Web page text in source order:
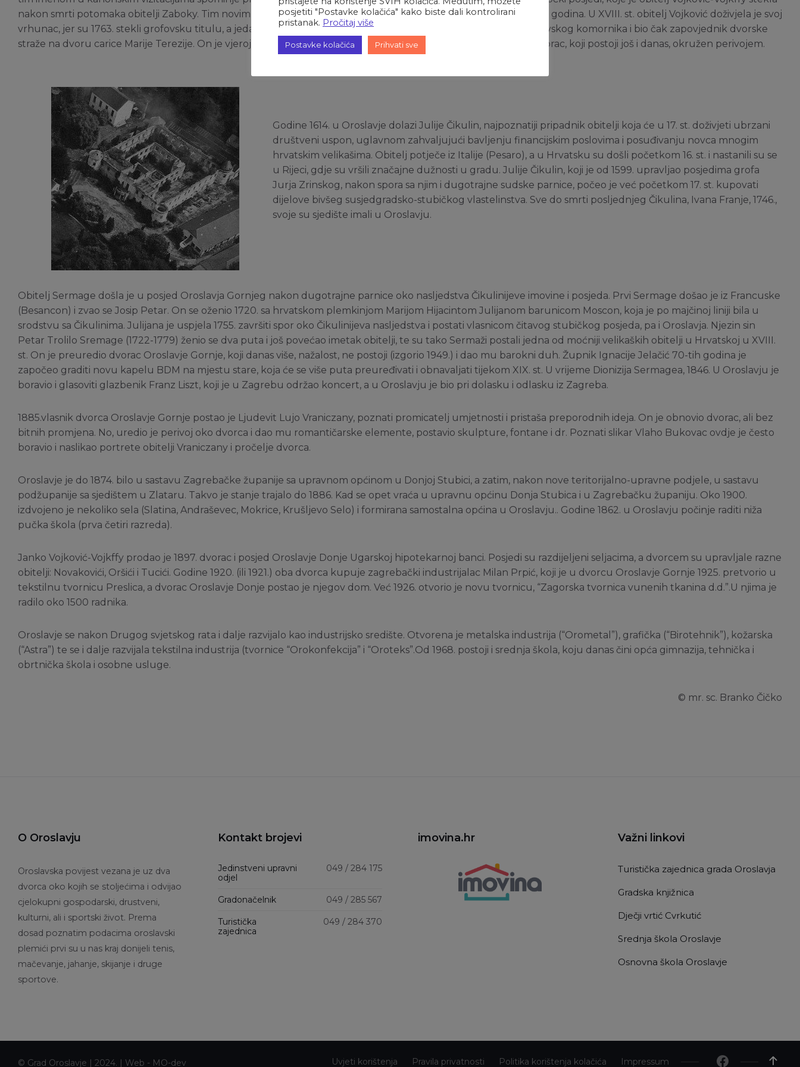
nakon smrti potomaka obitelji Zaboky. Tim novim vlastelinstvom Oroslavje-Zabok Vojkovići će upravljati stotinjak godina. U XVIII. st. obitelj Vojković doživjela je svoj
vrhunac, jer su 1763. stekli grofovsku titulu, a jedan njihov član, Sigismund Vojković-Vojkffy, vršio je službu kraljevskog komornika i bio čak zapovjednik dvorske
straže na dvoru carice Marije Terezije. On je vjerojatno između 70-tih do 90-tih godina ovog stoljeća sagradio dvorac, koji postoji još i danas, okružen perivojem.
Godine 1614. u Oroslavje dolazi Julije Čikulin, najpoznatiji pripadnik obitelji koja će u 17. st. doživjeti ubrzani
društveni uspon, uglavnom zahvaljujući bavljenju financijskim poslovima i posuđivanju novca mnogim
hrvatskim velikašima. Obitelj potječe iz Italije (Pesaro), a u Hrvatsku su došli početkom 16. st. i nastanili su se
u Rijeci, gdje su vršili značajne dužnosti u gradu. Julije Čikulin, koji je od 1599. upravljao posjedima grofa
Jurja Zrinskog, nakon spora sa njim i dugotrajne sudske parnice, počeo je već početkom 17. st. kupovati
dijelove bivšeg susjedgradsko-stubičkog vlastelinstva. Sve do smrti posljednjeg Čikulina, Ivana Franje, 1746.,
svoje su sjedište imali u Oroslavju.
Obitelj Sermage došla je u posjed Oroslavja Gornjeg nakon dugotrajne parnice oko nasljedstva Čikulinijeve imovine i posjeda. Prvi Sermage došao je iz Francuske
(Besancon) i zvao se Josip Petar. On se oženio 1720. sa hrvatskom plemkinjom Marijom Hijacintom Julijanom barunicom Moscon, koja je po majčinoj liniji bila u
srodstvu sa Čikulinima. Julijana je uspjela 1755. završiti spor oko Čikulinijeva nasljedstva i postati vlasnicom čitavog stubičkog posjeda, pa i Oroslavja. Njezin sin
Petar Trolilo Sremage (1722-1779) ženio se dva puta i još povećao imetak obitelji, te su tako Sermaži postali jedna od moćniji velikaških obitelji u Hrvatskoj u XVIII.
st. On je preuredio dvorac Oroslavje Gornje, koji danas više, nažalost, ne postoji (izgorio 1949.) i dao mu barokni duh. Župnik Ignacije Jelačić 70-tih godina je
započeo graditi novu kapelu BDM na mjestu stare, koja će se više puta preuređivati i obnavaljati tijekom XIX. st. U vrijeme Dionizija Sermagea, 1846. U Oroslavju je
boravio i glasoviti glazbenik Franz Liszt, koji je u Zagrebu održao koncert, a u Oroslavju je bio pri dolasku i odlasku iz Zagreba.
1885.vlasnik dvorca Oroslavje Gornje postao je Ljudevit Lujo Vraniczany, poznati promicatelj umjetnosti i pristaša preporodnih ideja. On je obnovio dvorac, ali bez
bitnih promjena. No, uredio je perivoj oko dvorca i dao mu romantičarske elemente, postavio skulpture, fontane i dr. Poznati slikar Vlaho Bukovac ovdje je često
boravio i naslikao portrete obitelji Vraniczany i pročelje dvorca.
Oroslavje je do 1874. bilo u sastavu Zagrebačke županije sa upravnom općinom u Donjoj Stubici, a zatim, nakon nove teritorijalno-upravne podjele, u sastavu
podžupanije sa sjedištem u Zlataru. Takvo je stanje trajalo do 1886. Kad se opet vraća u upravnu općinu Donja Stubica i u Zagrebačku županiju. Oko 1900.
izdvojeno je nekoliko sela (Slatina, Andraševec, Mokrice, Krušljevo Selo) i formirana samostalna općina u Oroslavju.. Godine 1862. u Oroslavju počinje raditi niža
pučka škola (prva četiri razreda).
Janko Vojković-Vojkffy prodao je 1897. dvorac i posjed Oroslavje Donje Ugarskoj hipotekarnoj banci. Posjedi su razdijeljeni seljacima, a dvorcem su upravljale razne
obitelji: Novakovići, Oršići i Tucići. Godine 1920. (ili 1921.) oba dvorca kupuje zagrebački industrijalac Milan Prpić, koji je u dvorcu Oroslavje Gornje 1925. pretvorio u
tekstilnu tvornicu Preslica, a dvorac Oroslavje Donje postao je njegov dom. Već 1926. otvorio je novu tvornicu, “Zagorska tvornica vunenih tkanina d.d.”.U njima je
radilo oko 1500 radnika.
Oroslavje se nakon Drugog svjetskog rata i dalje razvijalo kao industrijsko središte. Otvorena je metalska industrija (“Orometal”), grafička (“Birotehnik”), kožarska
(“Astra”) te se i dalje razvijala tekstilna industrija (tvornice “Orokonfekcija” i “Oroteks”.Od 1968. postoji i srednja škola, koju danas čini opća gimnazija, tehnička i
obrtnička škola i osobne usluge.
© mr. sc. Branko Čičko
O Oroslavju
Oroslavska povijest vezana je uz dva
dvorca oko kojih se stoljećima i odvijao
cjelokupni gospodarski, drustveni,
kulturni, ali i sportski život. Prema
dosad poznatim podacima oroslavski
plemići prvi su u nas kraj donijeli tenis,
mačevanje, jahanje, skijanje i druge
sportove.
Kontakt brojevi
Jedinstveni upravni
odjel
049 / 284 175
Gradonačelnik 049 / 285 567
Turistička
zajednica
049 / 284 370
imovina.hr Važni linkovi
Turistička zajednica grada Oroslavja
Gradska knjižnica
Dječji vrtić Cvrkutić
Srednja škola Oroslavje
Osnovna škola Oroslavje
Uvjeti korištenja Pravila privatnosti Politika korištenja kolačića Impressum
© Grad Oroslavje | 2024. | Web - MO-dev
posjetiti "Postavke kolačića" kako biste dali kontrolirani
pristanak. Pročitaj više
Postavke kolačića Prihvati sve